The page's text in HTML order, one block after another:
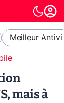
Meilleur
mais à